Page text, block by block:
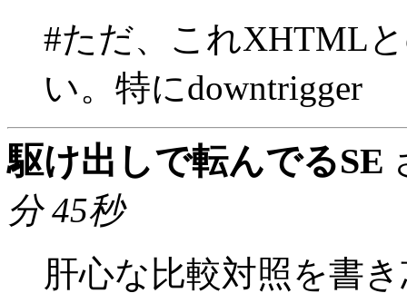
#ただ、これXHTML
い。特にdowntrigger
駆け出しで転んでるSE
分 45秒
肝心な比較対照を書